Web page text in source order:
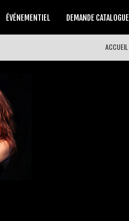
ÉVÉNEMENTIEL DEMANDE CATALOGUE
ACCUEIL